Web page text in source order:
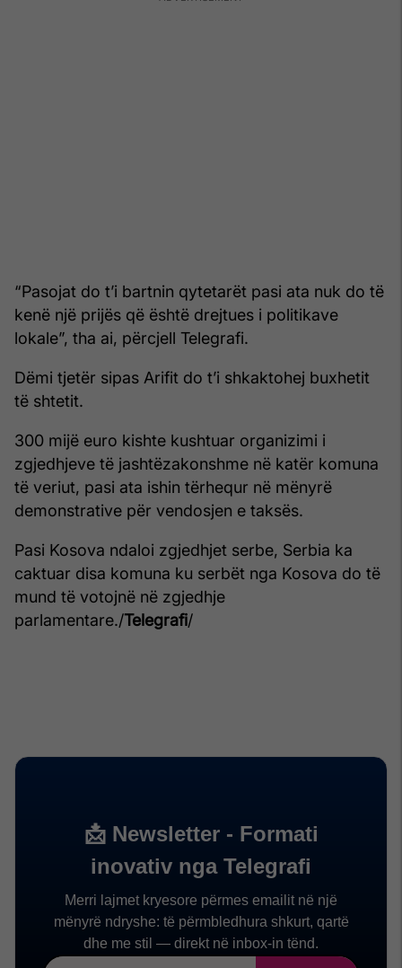
“Pasojat do t’i bartnin qytetarët pasi ata nuk do të
kenë një prijës që është drejtues i politikave
lokale”, tha ai, përcjell Telegrafi.
Dëmi tjetër sipas Arifit do t’i shkaktohej buxhetit
të shtetit.
300 mijë euro kishte kushtuar organizimi i
zgjedhjeve të jashtëzakonshme në katër komuna
të veriut, pasi ata ishin tërhequr në mënyrë
demonstrative për vendosjen e taksës.
Pasi Kosova ndaloi zgjedhjet serbe, Serbia ka
caktuar disa komuna ku serbët nga Kosova do të
mund të votojnë në zgjedhje
parlamentare./Telegrafi/